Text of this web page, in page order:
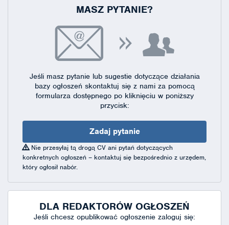
MASZ PYTANIE?
Jeśli masz pytanie lub sugestie dotyczące działania
bazy ogłoszeń skontaktuj się z nami za pomocą
formularza dostępnegopo kliknięciu w poniższy
przycisk:
Zadaj pytanie
Nie przesyłaj tą drogą CV ani pytań dotyczących
konkretnych ogłoszeń – kontaktuj się bezpośrednio z urzędem,
który ogłosił nabór.
DLA REDAKTORÓW OGŁOSZEŃ
Jeśli chcesz opublikować ogłoszenie zaloguj się: